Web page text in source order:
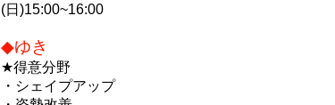
(日)15:00~16:00
◆ゆき
★得意分野
・シェイプアップ